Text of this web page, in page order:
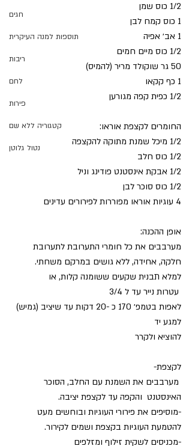
חגים
תוספות למנה העיקרית
ריבות
לחם
פירות
קטגוריה ללא שם
נטול גלוטן
1/2 כוס שמן
1 כוס קמח לבן
1 אב׳ אפיה
1/2 כוס מיים חמים
50 גר שוקולד מריר (להמיס)
1 כף קקאו
1/2 כפית קפה מגורען
החומרים לקצפת אוראו:
1/2 מיכל שמנת מתוקה להקצפה
1/2 כוס חלב
1/2 אבקת אינסטנט פודינג וניל
1/2 כוס סוכר לבן
4 עוגיות אוראו מפוררות לפירורים עדינים
אופן ההכנה:
מערבבים את כל חומרי התערובת לתערובת
חלקה, אחידה, ללא גושים במרקם משחתי.
למלא תבנית שקעים ששומנה קלות, או
לאפות בטמפ׳ 170 כ -20 דקות עד שיציב (גמיש)
למגע יד
להוציא ולקרר
לקצפת-
מערבבים את השמנת עם החלב, הסוכר
האינסטנט  והקפה עד לקצפת יציבה.
-מוסיפים את פירורי העוגיות ובוחשים מעט
להטמעת העוגיות בקצפת ושמים לקירור.
-מכניסים לשקית זילוף ומזלפים